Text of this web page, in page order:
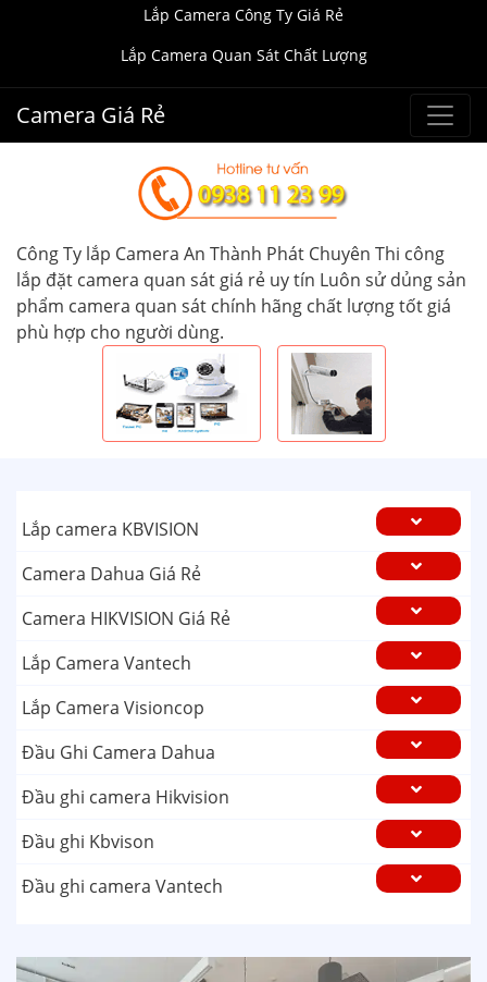
Lắp Camera Công Ty Giá Rẻ
Lắp Camera Quan Sát Chất Lượng
Camera Giá Rẻ
Công Ty lắp Camera An Thành Phát Chuyên Thi công
lắp đặt camera quan sát giá rẻ uy tín Luôn sử dủng sản
phẩm camera quan sát chính hãng chất lượng tốt giá
phù hợp cho người dùng.
Lắp camera KBVISION
Camera Dahua Giá Rẻ
Camera HIKVISION Giá Rẻ
Lắp Camera Vantech
Lắp Camera Visioncop
Đầu Ghi Camera Dahua
Đầu ghi camera Hikvision
Đầu ghi Kbvison
Đầu ghi camera Vantech